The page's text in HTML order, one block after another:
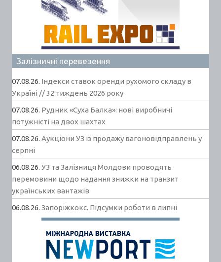
Залізничні перевезення
07.08.26. Індекси ставок оренди рухомого складу в
Україні // 32 тиждень 2026 року
07.08.26. Рудник «Суха Балка»: нові виробничі
потужністі на двох шахтах
07.08.26. Аукціони УЗ із продажу вагоновідправлень у
серпні
06.08.26. УЗ та Залізниця Молдови проводять
перемовини щодо надання знижки на транзит
українських вантажів
06.08.26. Запоріжкокс. Підсумки роботи в липні